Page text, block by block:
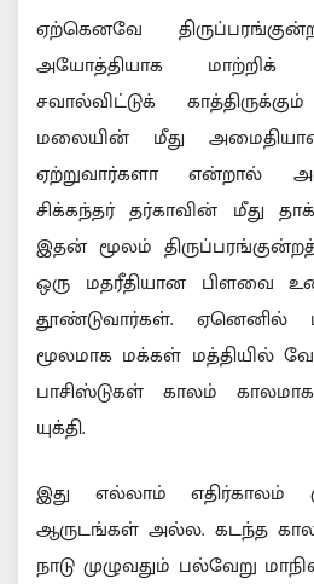
ஏற்கெனவே
அயோத்தியாக
சவால்விட்டுக்
மலையின் மீது
ஏற்றுவார்களா என்றால்
சிக்கந்தர் தர்காவின் மீது
இதன் மூலம்
ஒரு மதரீதியான பிளவை
தூண்டுவார்கள். ஏனெனில்
மூலமாக மக்கள் மத்தியில்
பாசிஸ்டுகள் காலம்
யுக்தி.
இது எல்லாம் எதிர்காலம்
ஆருடங்கள் அல்ல. கடந்த
நாடு முழுவதும் பல்வேறு